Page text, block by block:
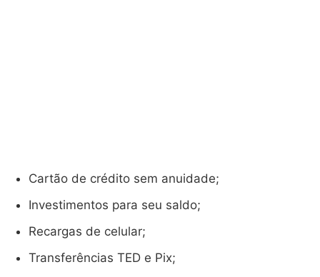
Cartão de crédito sem anuidade;
Investimentos para seu saldo;
Recargas de celular;
Transferências TED e Pix;